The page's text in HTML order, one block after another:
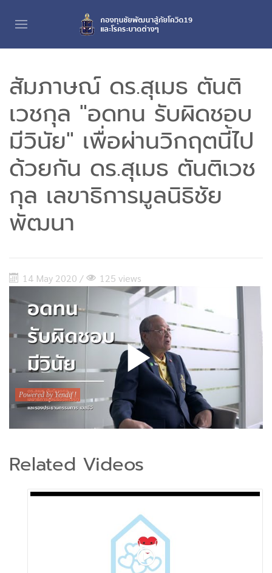
สัมภาษณ์ ดร.สุเมธ ตันติ
เวชกุล "อดทน รับผิดชอบ
มีวินัย" เพื่อผ่านวิกฤตนี้ไป
ด้วยกัน ดร.สุเมธ ตันติเวช
กุล เลขาธิการมูลนิธิชัย
พัฒนา
14 May 2020 / 125 views
Related Videos